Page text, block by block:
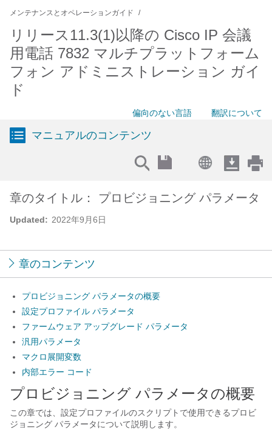
メンテナンスとオペレーションガイド
リリース11.3(1)以降の Cisco IP 会議
用電話 7832 マルチプラットフォーム
フォン アドミニストレーション ガイ
ド
偏向のない言語 翻訳について
マニュアルのコンテンツ
Updated: 2022年9月6日
章のタイトル： プロビジョニング パラメータ
章のコンテンツ
プロビジョニング パラメータの概要
設定プロファイル パラメータ
ファームウェア アップグレード パラメータ
汎用パラメータ
マクロ展開変数
内部エラー コード
プロビジョニング パラメータの概要
この章では、設定プロファイルのスクリプトで使用できるプロビ
ジョニング パラメータについて説明します。